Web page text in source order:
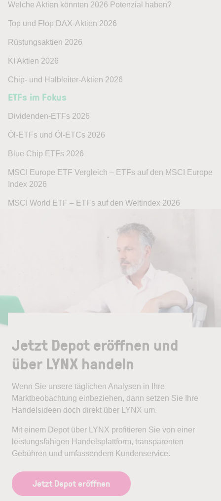
Welche Aktien könnten 2026 Potenzial haben?
Top und Flop DAX-Aktien 2026
Rüstungsaktien 2026
KI Aktien 2026
Chip- und Halbleiter-Aktien 2026
ETFs im Fokus
Dividenden-ETFs 2026
Öl-ETFs und Öl-ETCs 2026
Blue Chip ETFs 2026
MSCI Europe ETF Vergleich – ETFs auf den MSCI Europe
Index 2026
MSCI World ETF – ETFs auf den Weltindex 2026
Jetzt Depot eröffnen und
über LYNX handeln
Wenn Sie unsere täglichen Analysen in Ihre
Marktbeobachtung einbeziehen, dann setzen Sie Ihre
Handelsideen doch direkt über LYNX um.
Mit einem Depot über LYNX profitieren Sie von einer
leistungsfähigen Handelsplattform, transparenten
Gebühren und umfassendem Kundenservice.
Jetzt Depot eröffnen